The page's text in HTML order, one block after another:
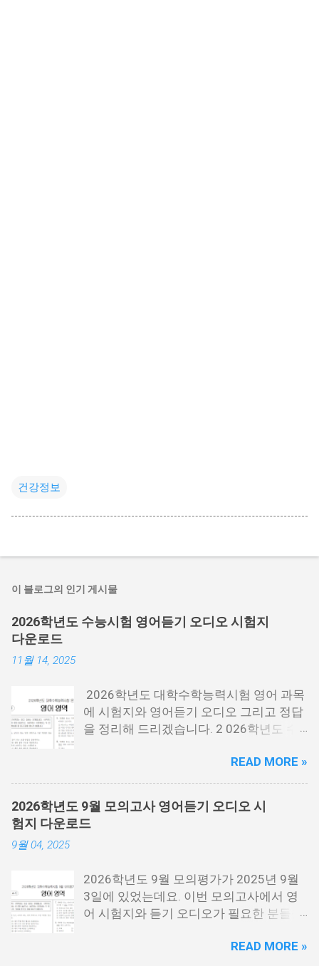
건강정보
이 블로그의 인기 게시물
2026학년도 수능시험 영어듣기 오디오 시험지
다운로드
11월 14, 2025
2026학년도 대학수학능력시험 영어 과목
에 시험지와 영어듣기 오디오 그리고 정답
을 정리해 드리겠습니다. 2 026학년도 수
행한 시험 을 말하는데요. 2026년에 대학
에 들어가는 분들이 보는 시험입니다. 시험
지 필요한 분들은 아래 PDF파일을 다운로
드 받을 수 있습니다. 홀수랑 짝수가 나누
어져 있기 때문에 필요한 각각 필요한 분들
수] 수능 영어 짝수.pdf 수능 영어듣기 음성
수능 영어 정답지 수능 영어 정답지 수능
영어듣기 대본.pdf 영어듣기 대본.pdf 영어
시면 점3개를 눌르면 다운로드를 받을 수
READ MORE »
2026학년도 9월 모의고사 영어듣기 오디오 시
험지 다운로드
9월 04, 2025
2026학년도 9월 모의평가가 2025년 9월
3일에 있었는데요. 이번 모의고사에서 영
어 시험지와 듣기 오디오가 필요한 분들을
분들 모두 응원합니다. 이번 시험은 수능시
READ MORE »